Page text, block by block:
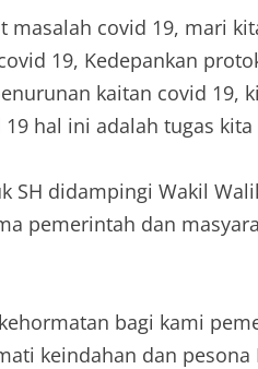
masalah covid 19, mari
19, Kedepankan
kaitan covid 19,
hal ini adalah tugas kita
SH didampingi Wakil
pemerintah dan
bagi kami
keindahan dan